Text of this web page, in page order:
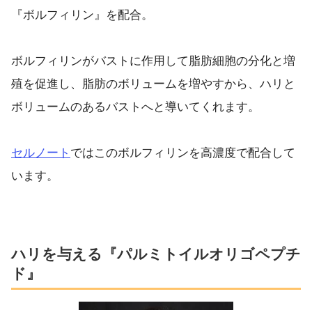
『ボルフィリン』を配合。
ボルフィリンがバストに作用して脂肪細胞の分化と増
殖を促進し、脂肪のボリュームを増やすから、ハリと
ボリュームのあるバストへと導いてくれます。
セルノート ではこのボルフィリンを高濃度で配合して
います。
ハリを与える『パルミトイルオリゴペプチ
ド』